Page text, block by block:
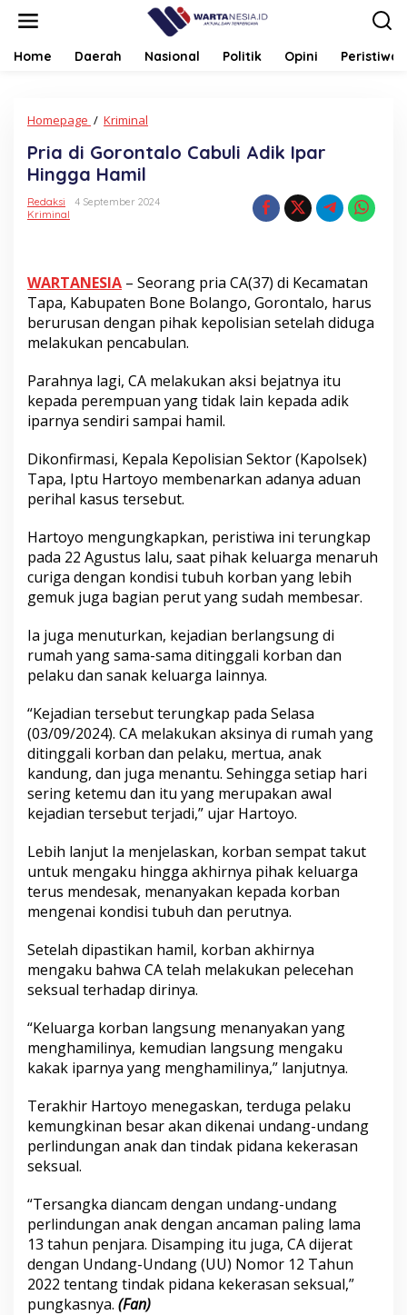
Home Daerah Nasional Politik Opini Peristiwa
Homepage / Kriminal
Gorontalo
Ipar
Pria di Gorontalo Cabuli Adik Ipar
Hingga Hamil
Redaksi
4 September 2024
Kriminal
WARTANESIA – Seorang pria CA(37) di Kecamatan
Tapa, Kabupaten Bone Bolango, Gorontalo, harus
berurusan dengan pihak kepolisian setelah diduga
melakukan pencabulan.
Parahnya lagi, CA melakukan aksi bejatnya itu
kepada perempuan yang tidak lain kepada adik
iparnya sendiri sampai hamil.
Dikonfirmasi, Kepala Kepolisian Sektor (Kapolsek)
Tapa, Iptu Hartoyo membenarkan adanya aduan
perihal kasus tersebut.
Hartoyo mengungkapkan, peristiwa ini terungkap
pada 22 Agustus lalu, saat pihak keluarga menaruh
curiga dengan kondisi tubuh korban yang lebih
gemuk juga bagian perut yang sudah membesar.
Ia juga menuturkan, kejadian berlangsung di
rumah yang sama-sama ditinggali korban dan
pelaku dan sanak keluarga lainnya.
“Kejadian tersebut terungkap pada Selasa
(03/09/2024). CA melakukan aksinya di rumah yang
ditinggali korban dan pelaku, mertua, anak
kandung, dan juga menantu. Sehingga setiap hari
sering ketemu dan itu yang merupakan awal
kejadian tersebut terjadi,” ujar Hartoyo.
Lebih lanjut Ia menjelaskan, korban sempat takut
untuk mengaku hingga akhirnya pihak keluarga
terus mendesak, menanyakan kepada korban
mengenai kondisi tubuh dan perutnya.
Setelah dipastikan hamil, korban akhirnya
mengaku bahwa CA telah melakukan pelecehan
seksual terhadap dirinya.
“Keluarga korban langsung menanyakan yang
menghamilinya, kemudian langsung mengaku
kakak iparnya yang menghamilinya,” lanjutnya.
Terakhir Hartoyo menegaskan, terduga pelaku
kemungkinan besar akan dikenai undang-undang
perlindungan anak dan tindak pidana kekerasan
seksual.
“Tersangka diancam dengan undang-undang
perlindungan anak dengan ancaman paling lama
13 tahun penjara. Disamping itu juga, CA dijerat
dengan Undang-Undang (UU) Nomor 12 Tahun
2022 tentang tindak pidana kekerasan seksual,”
pungkasnya. (Fan)